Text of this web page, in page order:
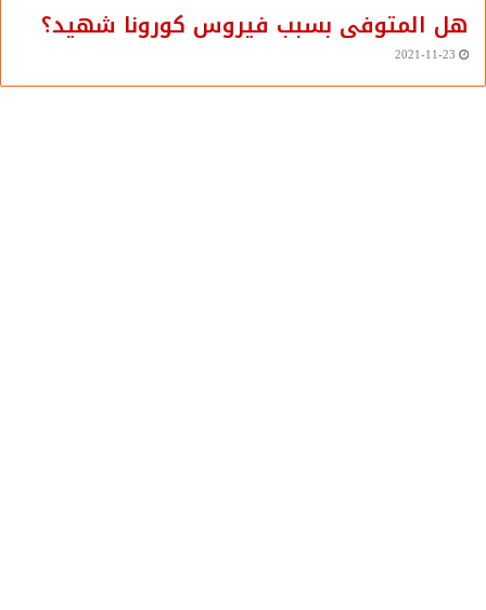
هل المتوفى بسبب فيروس كورونا شهيد؟
2021-11-23